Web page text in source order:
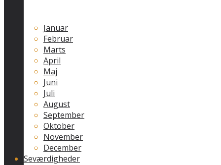
Januar
Februar
Marts
April
Maj
Juni
Juli
August
September
Oktober
November
December
Seværdigheder